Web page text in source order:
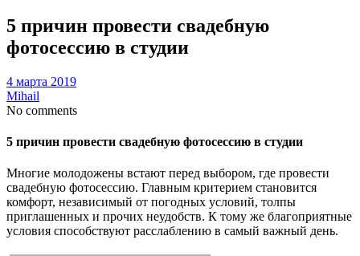
5 причин провести свадебную
фотосессию в студии
4 марта 2019
Mihail
No comments
5 причин провести свадебную фотосессию в студии
Многие молодожены встают перед выбором, где провести
свадебную фотосессию. Главным критерием становится
комфорт, независимый от погодных условий, толпы
приглашенных и прочих неудобств. К тому же благоприятные
условия способствуют расслаблению в самый важный день.